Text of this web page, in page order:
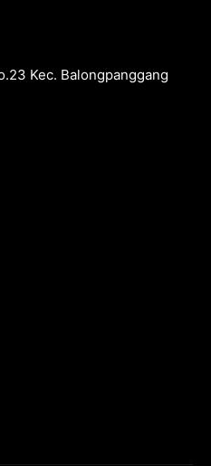
Kec. Balongpanggang